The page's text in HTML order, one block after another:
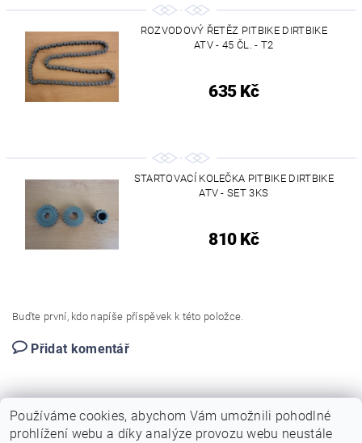
ROZVODOVÝ ŘETĚZ PITBIKE DIRTBIKE
ATV - 45 ČL. - T2
635 Kč
STARTOVACÍ KOLEČKA PITBIKE DIRTBIKE
ATV - SET 3KS
810 Kč
Buďte první, kdo napíše příspěvek k této položce.
Přidat komentář
Používáme cookies, abychom Vám umožnili pohodlné
prohlížení webu a díky analýze provozu webu neustále